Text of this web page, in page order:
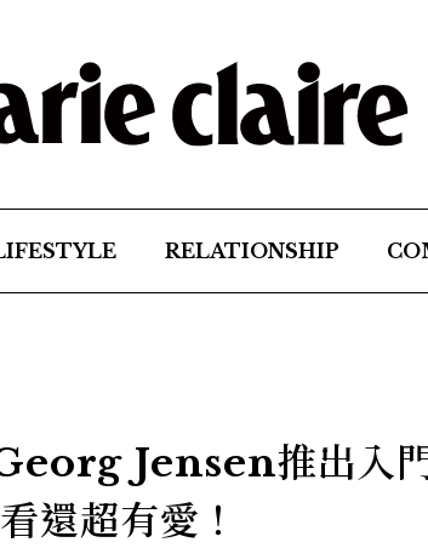
RELATIONSHIP
Jensen推出入
還超有愛！